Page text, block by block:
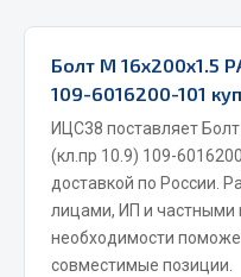
Подвеска
Двери
Окно ветровое
Двигатель
Электрооборудование
Болт М 16х200х1.5
109-6016200-101
ИЦС38 поставляет
(кл.пр 10.9) 109-
доставкой по России.
лицами, ИП и частными
необходимости
совместимые позиции.